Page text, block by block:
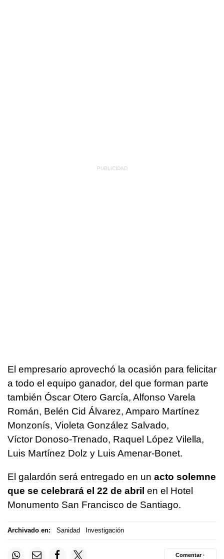
El empresario aprovechó la ocasión para felicitar
a todo el equipo ganador, del que forman parte
también Óscar Otero García, Alfonso Varela
Román, Belén Cid Álvarez, Amparo Martínez
Monzonís, Violeta González Salvado,
Víctor Donoso-Trenado, Raquel López Vilella,
Luis Martínez Dolz y Luis Amenar-Bonet.
El galardón será entregado en un acto solemne
que se celebrará el 22 de abril en el Hotel
Monumento San Francisco de Santiago.
Archivado en: Sanidad Investigación
Comentar ·